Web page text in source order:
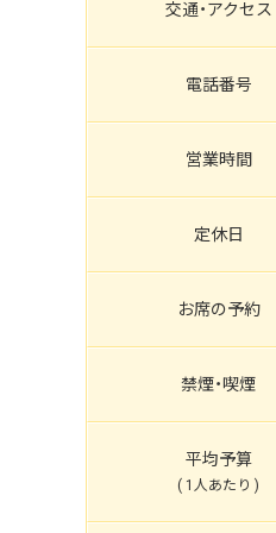
交通・アクセス
電話番号
営業時間
定休日
お席の予約
禁煙・喫煙
平均予算
( 1人あたり )